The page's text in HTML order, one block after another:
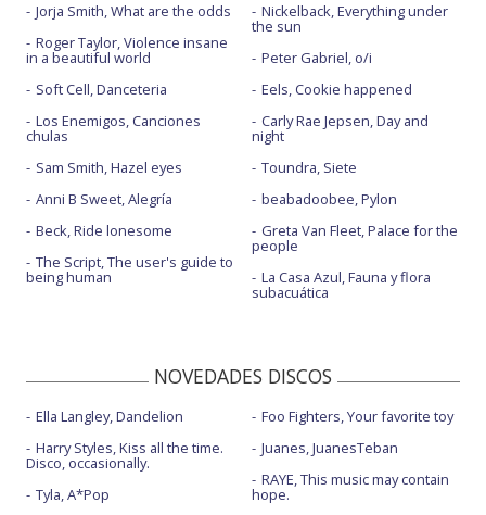
Jorja Smith, What are the odds
Roger Taylor, Violence insane
in a beautiful world
Soft Cell, Danceteria
Los Enemigos, Canciones
chulas
Sam Smith, Hazel eyes
Anni B Sweet, Alegría
Beck, Ride lonesome
The Script, The user's guide to
being human
Nickelback, Everything under
the sun
Peter Gabriel, o/i
Eels, Cookie happened
Carly Rae Jepsen, Day and
night
Toundra, Siete
beabadoobee, Pylon
Greta Van Fleet, Palace for the
people
La Casa Azul, Fauna y flora
subacuática
NOVEDADES DISCOS
Ella Langley, Dandelion
Harry Styles, Kiss all the time.
Disco, occasionally.
Tyla, A*Pop
Foo Fighters, Your favorite toy
Juanes, JuanesTeban
RAYE, This music may contain
hope.